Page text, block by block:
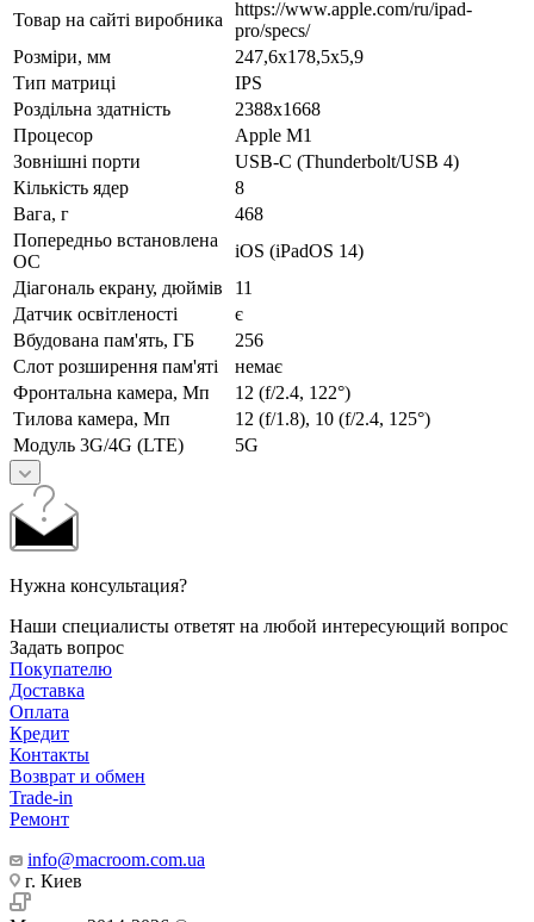
Товар на сайті виробника
https://www.apple.com/ru/ipad-
pro/specs/
Розміри, мм
247,6x178,5x5,9
Тип матриці
IPS
Роздільна здатність
2388x1668
Процесор
Apple M1
Зовнішні порти
USB-C (Thunderbolt/USB 4)
Кількість ядер
8
Вага, г
468
Попередньо встановлена
ОС
iOS (iPadOS 14)
Діагональ екрану, дюймів
11
Датчик освітленості
є
Вбудована пам'ять, ГБ
256
Слот розширення пам'яті
немає
Фронтальна камера, Мп
12 (f/2.4, 122°)
Тилова камера, Мп
12 (f/1.8), 10 (f/2.4, 125°)
Модуль 3G/4G (LTE)
5G
Нужна консультация?
Наши специалисты ответят на любой интересующий вопрос
Задать вопрос
Покупателю
Доставка
Оплата
Кредит
Контакты
Возврат и обмен
Trade-in
Ремонт
info@macroom.com.ua
г. Киев